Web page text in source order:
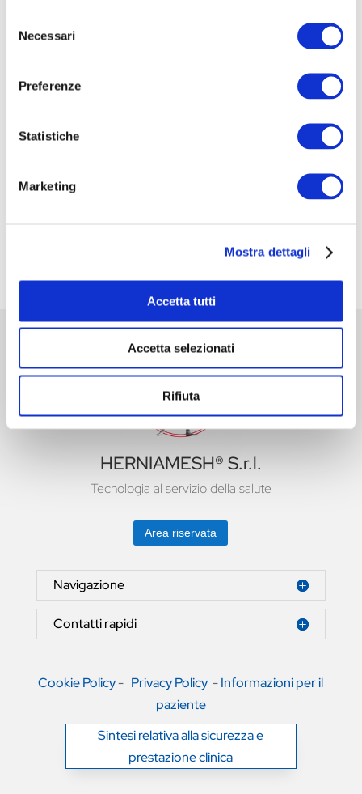
delNecessari
Preferenze
Statistiche
Marketing
Mostra dettagli
Accetta tutti
Accetta selezionati
Rifiuta
CORSO DI FORMAZIONE: SCUOLA SIC-ISHAWS
CORSO DI FORMAZIONE: SCUOLA SIC-ISHAWS
XXXV Congresso Nazionale della Associazione
Italiana di Urologia Ginecologica e del Pavimento
Fiera Commerciale Mondiale MEDICA 2026
HERNIAMESH® S.r.l.
Tecnologia al servizio della salute
Area riservata
Navigazione
Contatti rapidi
Cookie Policy- Privacy Policy -Informazioni per il
paziente
Sintesi relativa alla sicurezza e
prestazione clinica